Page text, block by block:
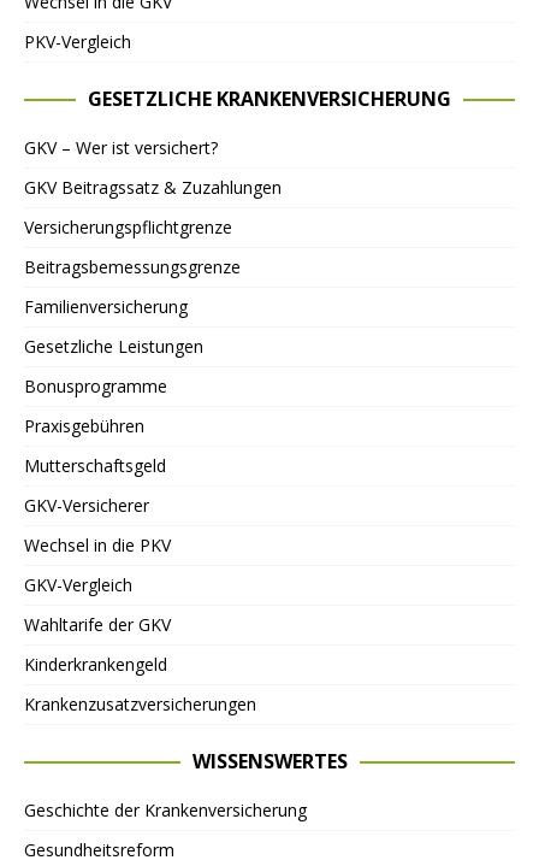
PKV-Vergleich
GESETZLICHE KRANKENVERSICHERUNG
GKV – Wer ist versichert?
GKV Beitragssatz & Zuzahlungen
Versicherungspflichtgrenze
Beitragsbemessungsgrenze
Familienversicherung
Gesetzliche Leistungen
Bonusprogramme
Praxisgebühren
Mutterschaftsgeld
GKV-Versicherer
Wechsel in die PKV
GKV-Vergleich
Wahltarife der GKV
Kinderkrankengeld
Krankenzusatzversicherungen
WISSENSWERTES
Geschichte der Krankenversicherung
Gesundheitsreform